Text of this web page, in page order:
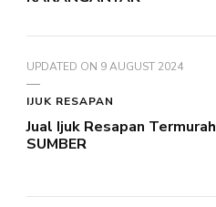
UPDATED ON 9 AUGUST 2024
IJUK RESAPAN
Jual Ijuk Resapan Termurah
SUMBER